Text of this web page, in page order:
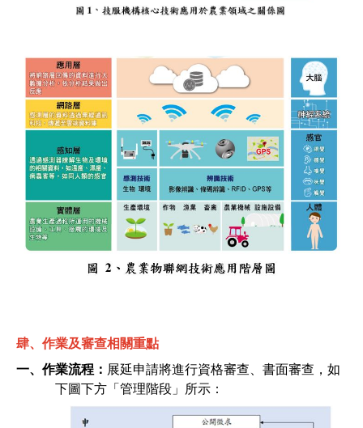
肆、 作業及審查相關重點
一、作業流程： 展延申請將進行資格審查、書面審查，如
下圖下方「管理階段」所示：